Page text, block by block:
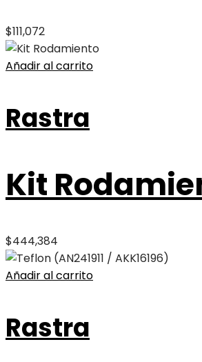
$111,072
Añadir al carrito
Rastra
Kit
$444,384
Añadir al carrito
Rastra